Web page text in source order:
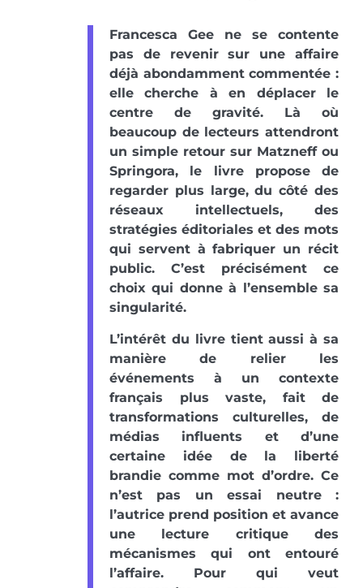
Francesca Gee ne se contente
pas de revenir sur une affaire
déjà abondamment commentée :
elle cherche à en déplacer le
centre de gravité. Là où
beaucoup de lecteurs attendront
un simple retour sur Matzneff ou
Springora, le livre propose de
regarder plus large, du côté des
réseaux intellectuels, des
stratégies éditoriales et des mots
qui servent à fabriquer un récit
public. C’est précisément ce
choix qui donne à l’ensemble sa
singularité.
L’intérêt du livre tient aussi à sa
manière de relier les
événements à un contexte
français plus vaste, fait de
transformations culturelles, de
médias influents et d’une
certaine idée de la liberté
brandie comme mot d’ordre. Ce
n’est pas un essai neutre :
l’autrice prend position et avance
une lecture critique des
mécanismes qui ont entouré
l’affaire. Pour qui veut